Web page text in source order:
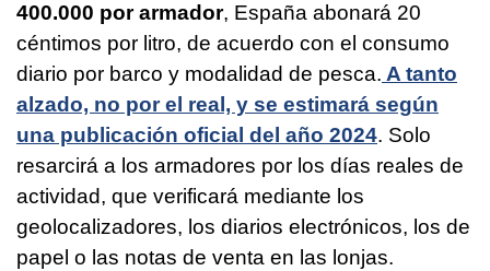
400.000 por armador, España abonará 20
céntimos por litro, de acuerdo con el consumo
diario por barco y modalidad de pesca. A tanto
alzado, no por el real, y se estimará según
una publicación oficial del año 2024. Solo
resarcirá a los armadores por los días reales de
actividad, que verificará mediante los
geolocalizadores, los diarios electrónicos, los de
papel o las notas de venta en las lonjas.